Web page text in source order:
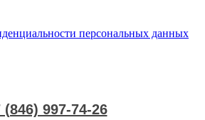
персональных данных
(846) 997-74-26